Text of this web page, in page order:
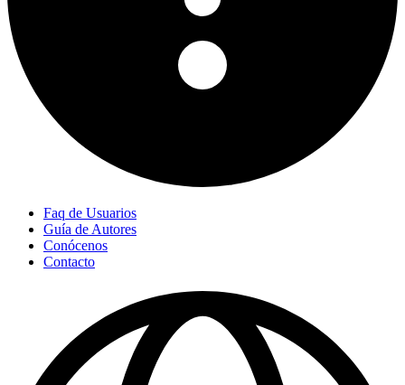
Faq de Usuarios
Guía de Autores
Conócenos
Contacto